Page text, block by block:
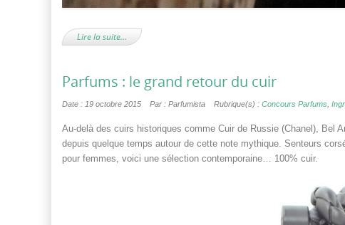
Lire la suite…
Parfums : le grand retour du cuir
Date : 19 octobre 2015 Par : Parfumista Rubrique(s) : Concours Parfums
Au-delà des cuirs historiques comme Cuir de Russie (Chanel), Bel
depuis quelque temps autour de cette note mythique. Senteurs
pour femmes, voici une sélection contemporaine… 100% cuir.